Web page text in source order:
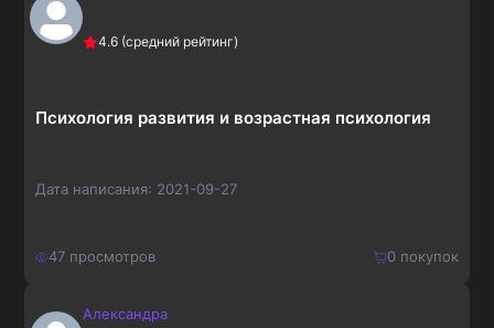
150₽
4.6 (средний рейтинг)
Психология развития и возрастная психология
Дата написания: 2021-09-27
47 просмотров 0покупок
Александра